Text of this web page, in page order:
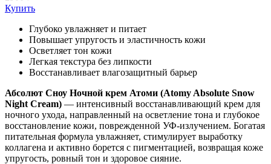
Купить
Глубоко увлажняет и питает
Повышает упругость и эластичность кожи
Осветляет тон кожи
Легкая текстура без липкости
Восстанавливает влагозащитный барьер
Абсолют Сноу Ночной крем Атоми (Atomy Absolute Snow
Night Cream) — интенсивный восстанавливающий крем для
ночного ухода, направленный на осветление тона и глубокое
восстановление кожи, поврежденной УФ-излучением. Богатая
питательная формула увлажняет, стимулирует выработку
коллагена и активно борется с пигментацией, возвращая коже
упругость, ровный тон и здоровое сияние.